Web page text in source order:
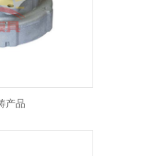
产品